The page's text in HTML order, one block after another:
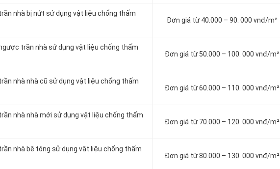
nhà bị nứt sử dụng vật liệu chống thấm
Đơn giá từ 40.000 – 90. 000 vnđ/m²
trần nhà sử dụng vật liệu chống thấm
Đơn giá từ 50.000 – 100. 000 vnđ/m²
nhà nhà cũ sử dụng vật liệu chống thấm
Đơn giá từ 60.000 – 110. 000 vnđ/m²
nhà nhà mới sử dụng vật liệu chống thấm
Đơn giá từ 70.000 – 120. 000 vnđ/m²
nhà bê tông sử dụng vật liệu chống thấm
Đơn giá từ 80.000 – 130. 000 vnđ/m²